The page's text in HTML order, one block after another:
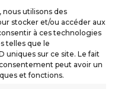
utilisons des
stocker et/ou accéder aux
à ces technologies
telles que le
uniques sur ce site. Le fait
peut avoir un
et fonctions.